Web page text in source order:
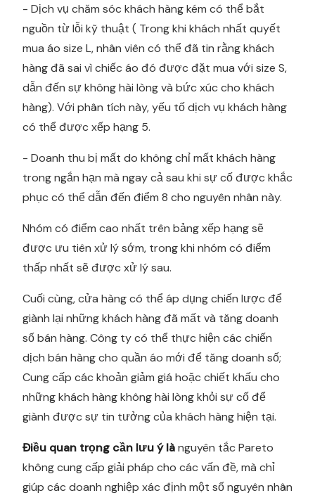
- Dịch vụ chăm sóc khách hàng kém có thể bắt
nguồn từ lỗi kỹ thuật ( Trong khi khách nhất quyết
mua áo size L, nhân viên có thể đã tin rằng khách
hàng đã sai vì chiếc áo đó được đặt mua với size S,
dẫn đến sự không hài lòng và bức xúc cho khách
hàng). Với phân tích này, yếu tố dịch vụ khách hàng
có thể được xếp hạng 5.
- Doanh thu bị mất do không chỉ mất khách hàng
trong ngắn hạn mà ngay cả sau khi sự cố được khắc
phục có thể dẫn đến điểm 8 cho nguyên nhân này.
Nhóm có điểm cao nhất trên bảng xếp hạng sẽ
được ưu tiên xử lý sớm, trong khi nhóm có điểm
thấp nhất sẽ được xử lý sau.
Cuối cùng, cửa hàng có thể áp dụng chiến lược để
giành lại những khách hàng đã mất và tăng doanh
số bán hàng. Công ty có thể thực hiện các chiến
dịch bán hàng cho quần áo mới để tăng doanh số;
Cung cấp các khoản giảm giá hoặc chiết khấu cho
những khách hàng không hài lòng khỏi sự cố để
giành được sự tin tưởng của khách hàng hiện tại.
Điều quan trọng cần lưu ý lànguyên tắc Pareto
không cung cấp giải pháp cho các vấn đề, mà chỉ
giúp các doanh nghiệp xác định một số nguyên nhân